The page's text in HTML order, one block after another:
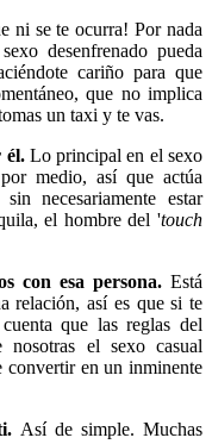
ni se te ocurra! Por nada
desenfrenado pueda
cariño para que
que no implica
un taxi y te vas.
él. Lo principal en el sexo
medio, así que actúa
necesariamente estar
el hombre del 'touch
con esa persona. Está
relación, así es que si te
que las reglas del
el sexo casual
convertir en un inminente
Así de simple. Muchas